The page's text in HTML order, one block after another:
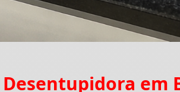
Desentupidora em